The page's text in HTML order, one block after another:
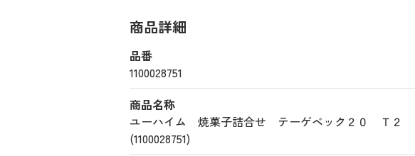
商品詳細
品番
1100028751
商品名称
ユーハイム 焼菓子詰合せ テーゲベック２０ Ｔ２
(1100028751)